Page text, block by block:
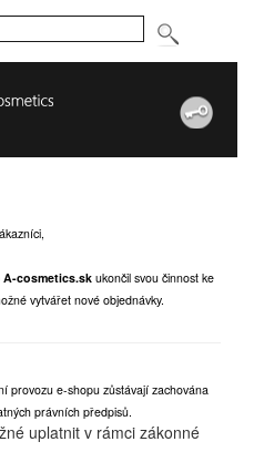
A-cosmetics.sk ukončil svou činnost ke
vytvářet nové objednávky.
provozu e-shopu zůstávají zachována
právních předpisů.
uplatnit v rámci zákonné